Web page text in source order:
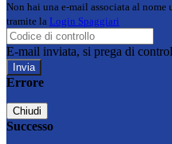
Non hai una e-mail associata al nome
tramite la Login Spaggiari
E-mail inviata, si prega di
Errore
Chiudi
Successo